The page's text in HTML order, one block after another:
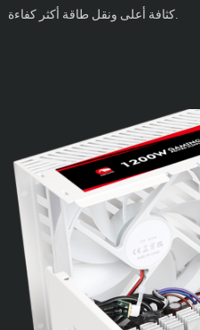
كثافة أعلى ونقل طاقة أكثر كفاءة.